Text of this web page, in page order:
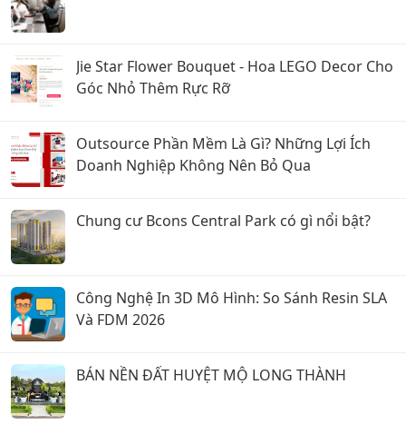
Jie Star Flower Bouquet - Hoa LEGO Decor Cho
Góc Nhỏ Thêm Rực Rỡ
Outsource Phần Mềm Là Gì? Những Lợi Ích
Doanh Nghiệp Không Nên Bỏ Qua
Chung cư Bcons Central Park có gì nổi bật?
Công Nghệ In 3D Mô Hình: So Sánh Resin SLA
Và FDM 2026
BÁN NỀN ĐẤT HUYỆT MỘ LONG THÀNH